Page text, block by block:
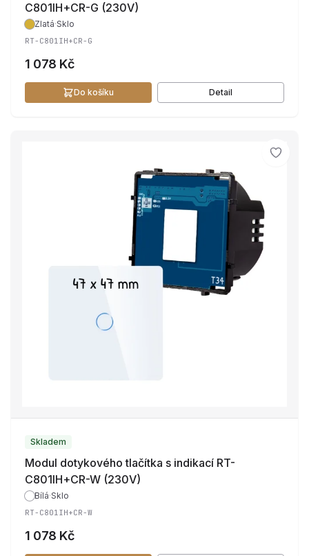
C801IH+CR-G (230V)
Zlatá·Sklo
RT-C801IH+CR-G
1 078 Kč
Do košíku Detail
Skladem
Modul dotykového tlačítka s indikací RT-
C801IH+CR-W (230V)
Bílá·Sklo
RT-C801IH+CR-W
1 078 Kč